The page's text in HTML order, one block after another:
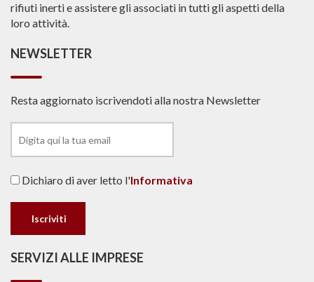
rifiuti inerti e assistere gli associati in tutti gli aspetti della
loro attività.
NEWSLETTER
Resta aggiornato iscrivendoti alla nostra Newsletter
Dichiaro di aver letto l'Informativa
SERVIZI ALLE IMPRESE